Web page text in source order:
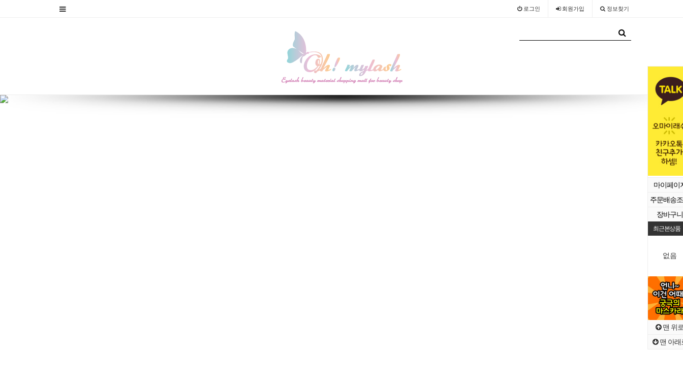
마이페이
주문배송
장바구니
최근본상품
없음
맨 위
맨 아래
로그인 회원가입 정보찾기